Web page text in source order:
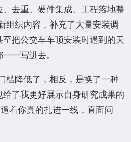
去重、硬件集成、工程落地整
组织内容，补充了大量安装调
把公交车车顶安装时遇到的天
一写进去。
槛降低了，相反，是换了一种
了我更好展示自身研究成果的
着你真的扎进一线，直面问